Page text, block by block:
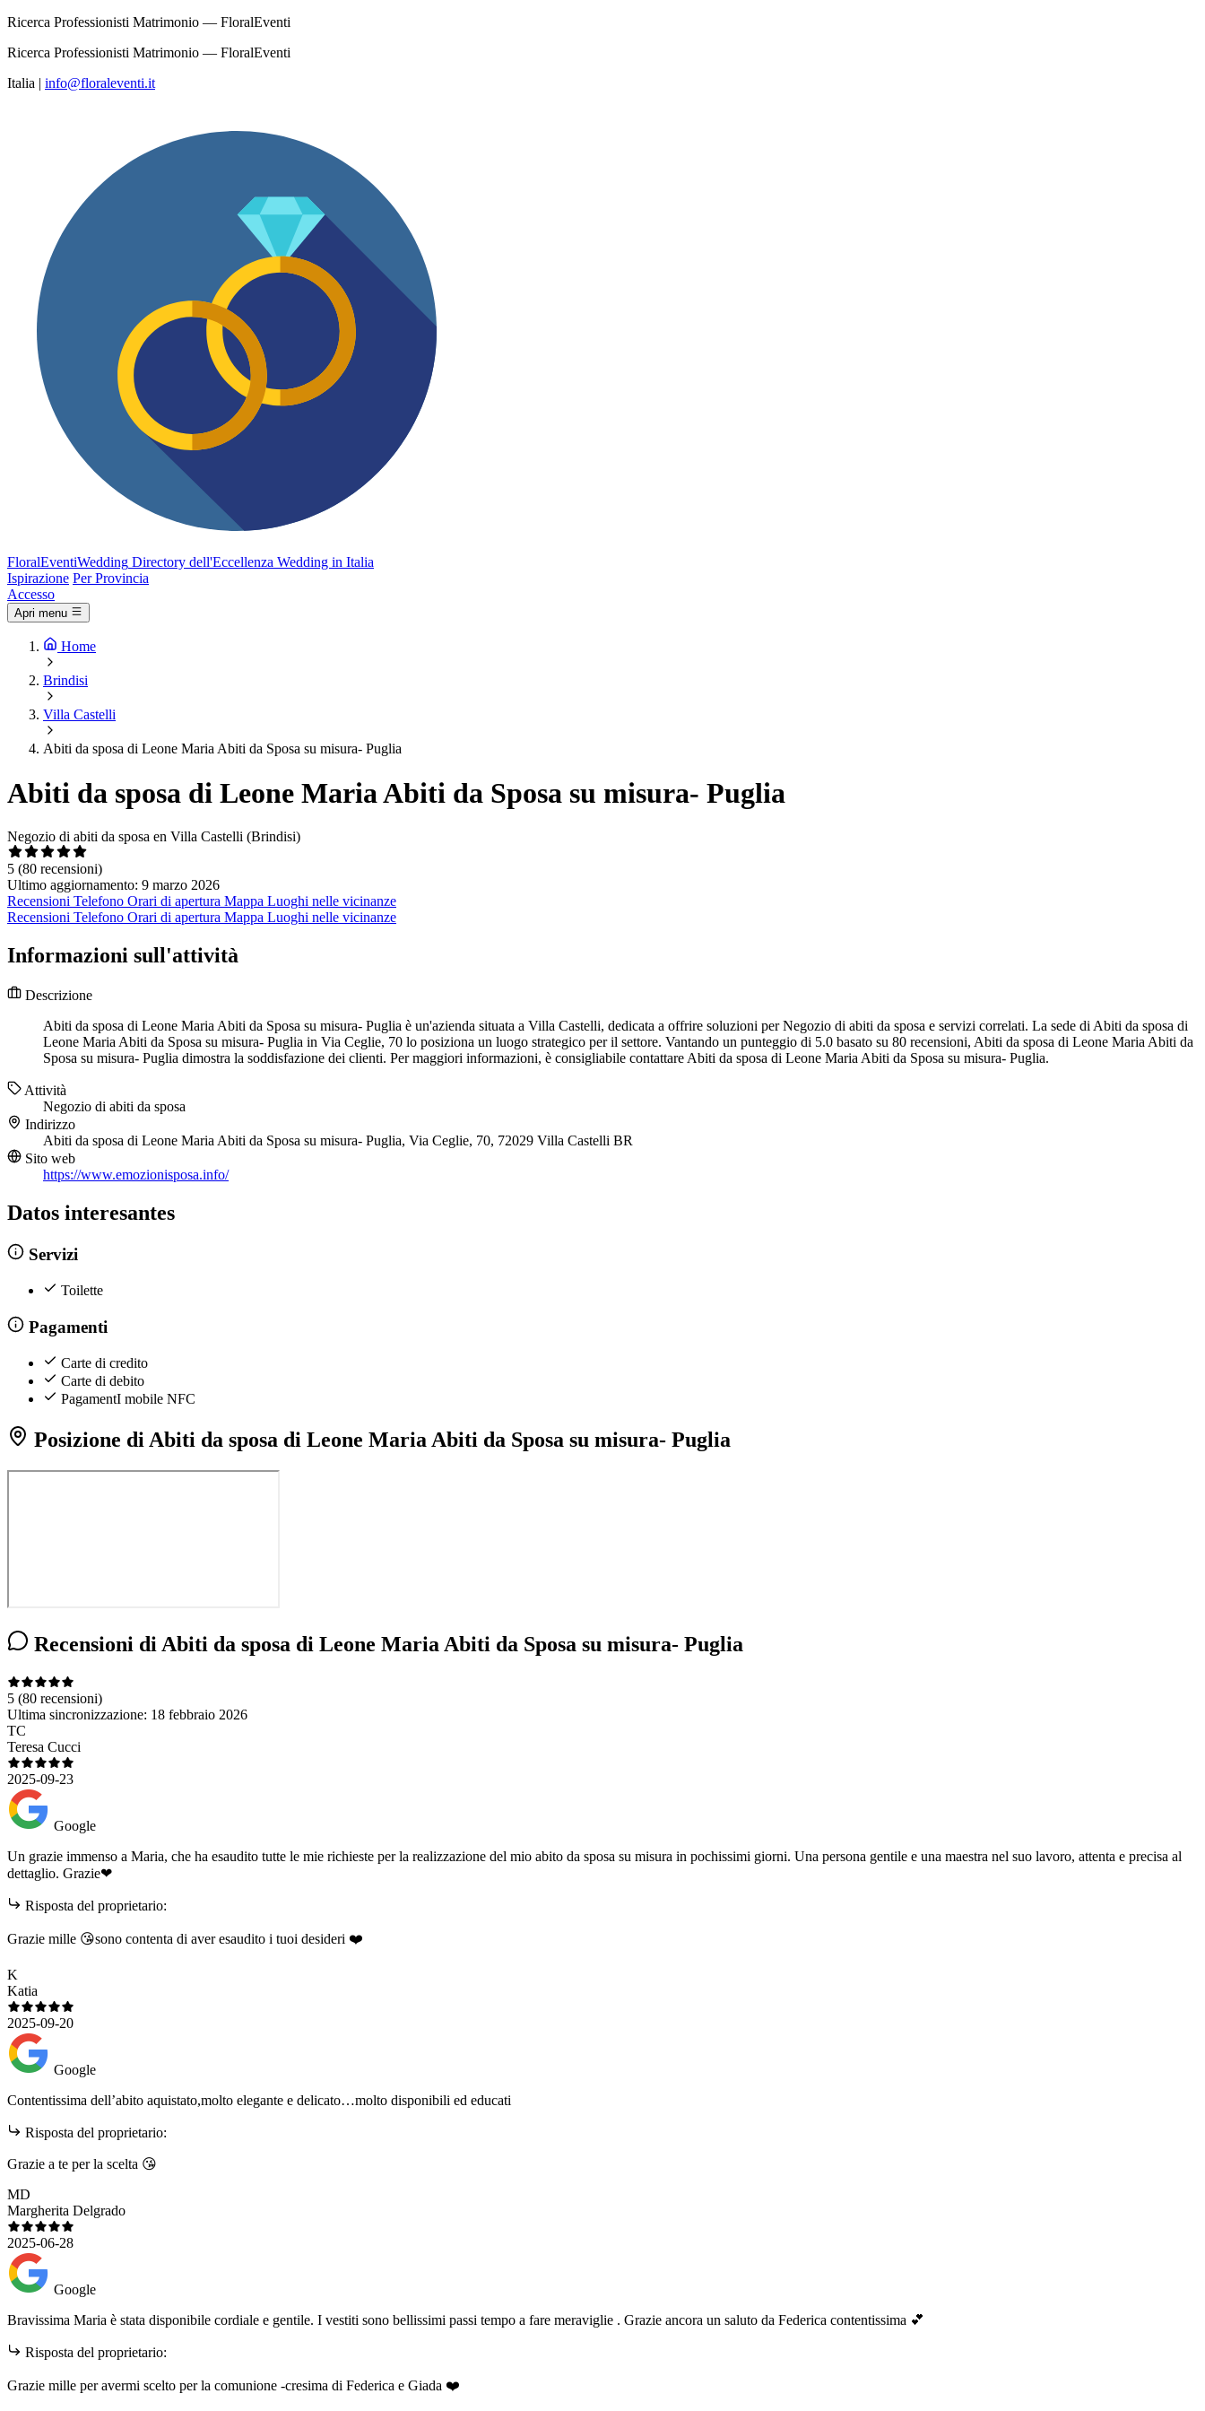
Ricerca Professionisti Matrimonio — FloralEventi
Ricerca Professionisti Matrimonio — FloralEventi
Italia | info@floraleventi.it
FloralEventiWedding Directory dell'Eccellenza Wedding in Italia
Ispirazione Per Provincia
Accesso
Apri menu
Home
Brindisi
Villa Castelli
Abiti da sposa di Leone Maria Abiti da Sposa su misura- Puglia
Abiti da sposa di Leone Maria Abiti da Sposa su misura- Puglia
Negozio di abiti da sposa en Villa Castelli (Brindisi)
5 (80 recensioni)
Ultimo aggiornamento: 9 marzo 2026
Recensioni Telefono Orari di apertura Mappa Luoghi nelle vicinanze
Recensioni Telefono Orari di apertura Mappa Luoghi nelle vicinanze
Informazioni sull'attività
Descrizione
Abiti da sposa di Leone Maria Abiti da Sposa su misura- Puglia è un'azienda situata a Villa Castelli, dedicata a offrire soluzioni per Negozio di abiti da sposa e servizi correlati. La sede di Abiti da sposa di
Leone Maria Abiti da Sposa su misura- Puglia in Via Ceglie, 70 lo posiziona un luogo strategico per il settore. Vantando un punteggio di 5.0 basato su 80 recensioni, Abiti da sposa di Leone Maria Abiti da
Sposa su misura- Puglia dimostra la soddisfazione dei clienti. Per maggiori informazioni, è consigliabile contattare Abiti da sposa di Leone Maria Abiti da Sposa su misura- Puglia.
Attività
Negozio di abiti da sposa
Indirizzo
Abiti da sposa di Leone Maria Abiti da Sposa su misura- Puglia, Via Ceglie, 70, 72029 Villa Castelli BR
Sito web
https://www.emozionisposa.info/
Datos interesantes
Servizi
Toilette
Pagamenti
Carte di credito
Carte di debito
PagamentI mobile NFC
Posizione di Abiti da sposa di Leone Maria Abiti da Sposa su misura- Puglia
Recensioni di Abiti da sposa di Leone Maria Abiti da Sposa su misura- Puglia
5 (80 recensioni)
Ultima sincronizzazione: 18 febbraio 2026
TC
Teresa Cucci
2025-09-23
Google
Un grazie immenso a Maria, che ha esaudito tutte le mie richieste per la realizzazione del mio abito da sposa su misura in pochissimi giorni. Una persona gentile e una maestra nel suo lavoro, attenta e precisa al
dettaglio. Grazie❤
Risposta del proprietario:
Grazie mille 😘sono contenta di aver esaudito i tuoi desideri ❤️
K
Katia
2025-09-20
Google
Contentissima dell’abito aquistato,molto elegante e delicato…molto disponibili ed educati
Risposta del proprietario:
Grazie a te per la scelta 😘
MD
Margherita Delgrado
2025-06-28
Google
Bravissima Maria è stata disponibile cordiale e gentile. I vestiti sono bellissimi passi tempo a fare meraviglie . Grazie ancora un saluto da Federica contentissima 💕
Risposta del proprietario:
Grazie mille per avermi scelto per la comunione -cresima di Federica e Giada ❤️